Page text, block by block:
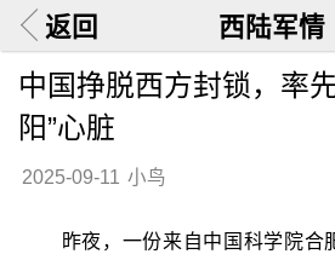
返回 西陆军情
中国挣脱西方封锁，率
阳”心脏
2025-09-11 小鸟
昨夜，一份来自中国科学院合